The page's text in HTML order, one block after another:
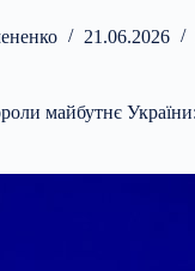
21.06.2026
майбутнє України: